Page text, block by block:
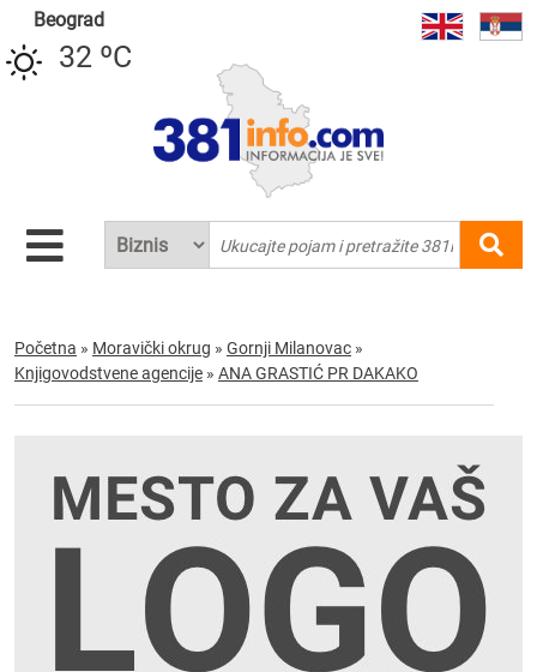
Beograd
32 ºC
Početna » Moravički okrug » Gornji Milanovac »
Knjigovodstvene agencije » ANA GRASTIĆ PR DAKAKO